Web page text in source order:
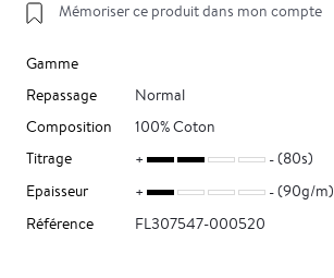
Mémoriser ce produit dans mon compte
Gamme
Repassage
Normal
Composition
100% Coton
Titrage
(80s)
Epaisseur
(90g/m)
Référence
FL307547-000520